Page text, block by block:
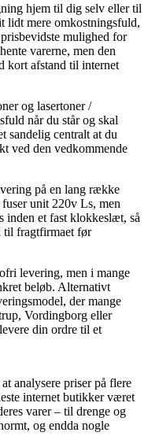
hjem til dig selv eller til
lidt mere omkostningsfuld,
mulighed for
varerne, men den
kort afstand til internet
og lasertoner /
når du står og skal
sandelig centralt at du
ved den vedkommende
på en lang række
unit 220v Ls, men
inden et fast klokkeslæt, så
til fragtfirmaet før
levering, men i mange
beløb. Alternativt
der mange
Vordingborg eller
din ordre til et
analysere priser på flere
internet butikker været
varer – til drenge og
og endda nogle